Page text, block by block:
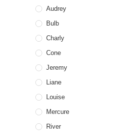
Audrey
Bulb
Charly
Cone
Jeremy
Liane
Louise
Mercure
River